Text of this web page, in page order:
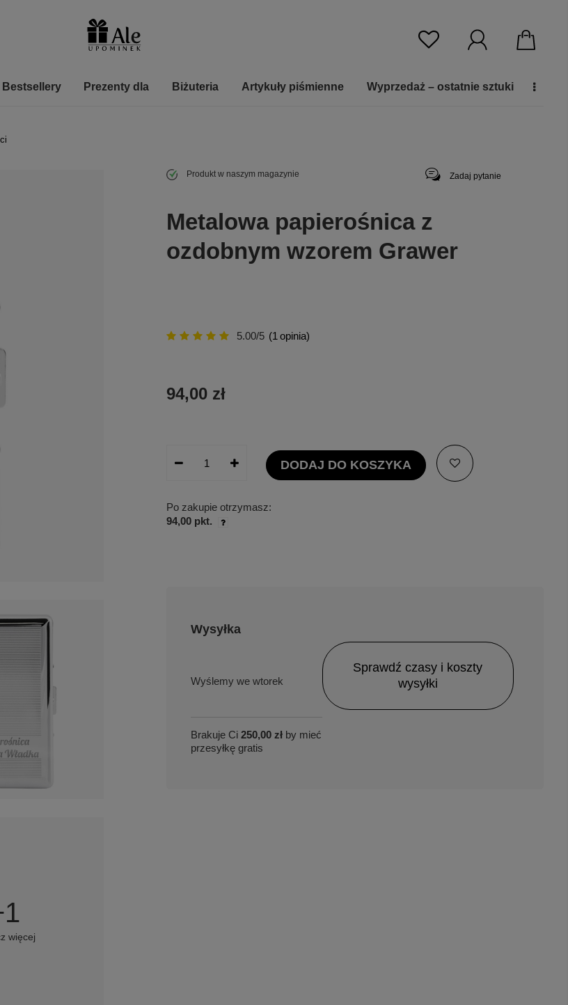
Bestsellery Prezenty dla Biżuteria Artykuły piśmienne Wyprzedaż – ostatnie sztuki
1
więcej
Produkt w naszym magazynie Zadaj pytanie
Metalowa papierośnica z
ozdobnym wzorem Grawer
5.00/5 (1 opinia)
94,00 zł
DODAJ DO KOSZYKA
Po zakupie otrzymasz:
94,00 pkt.
Wysyłka
we wtorek
Brakuje Ci 250,00 zł by mieć
przesyłkę gratis
Sprawdź czasy i koszty
wysyłki